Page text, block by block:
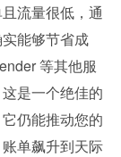
流量很低，通
能够节省成
等其他服
是一个绝佳的
仍能推动您的
单飙升到天际